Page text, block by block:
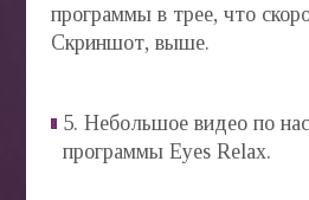
программы в трее, что
Скриншот, выше.
5. Небольшое видео по
программы Eyes Relax.